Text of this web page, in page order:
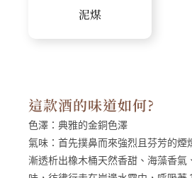
泥煤
這款酒的味道如何?
色澤： 典雅的金銅色澤
氣味： 首先撲鼻而來強烈且芬芳的煙
漸透析出橡木桶天然香甜、海藻香氣